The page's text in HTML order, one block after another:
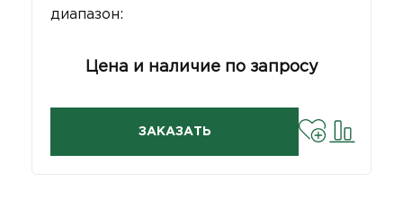
диапазон:
Цена и наличие по запросу
ЗАКАЗАТЬ